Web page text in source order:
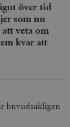
över tid
som nu
veta om
kvar att
huvudsakligen